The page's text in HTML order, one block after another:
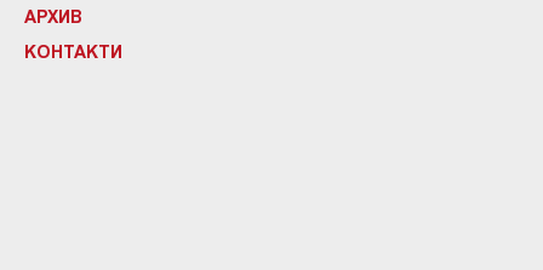
АРХИВ
КОНТАКТИ